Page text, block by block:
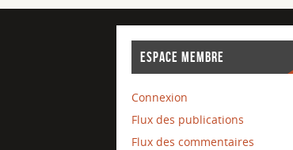
ESPACE MEMBRE
Connexion
Flux des publications
Flux des commentaires